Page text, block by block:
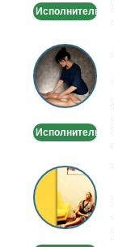
Исполнитель
Массаж
лица
и
тела
Исполнитель
Тантрический
массаж